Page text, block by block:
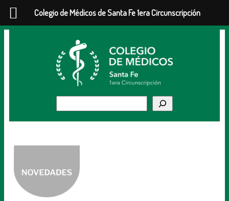
Colegio de Médicos de Santa Fe 1era Circunscripción